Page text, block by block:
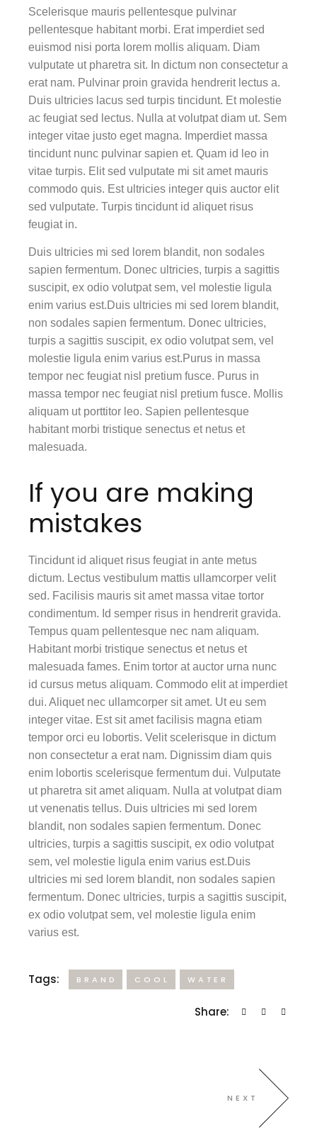
Scelerisque mauris pellentesque pulvinar
pellentesque habitant morbi. Erat imperdiet sed
euismod nisi porta lorem mollis aliquam. Diam
vulputate ut pharetra sit. In dictum non consectetur a
erat nam. Pulvinar proin gravida hendrerit lectus a.
Duis ultricies lacus sed turpis tincidunt. Et molestie
ac feugiat sed lectus. Nulla at volutpat diam ut. Sem
integer vitae justo eget magna. Imperdiet massa
tincidunt nunc pulvinar sapien et. Quam id leo in
vitae turpis. Elit sed vulputate mi sit amet mauris
commodo quis. Est ultricies integer quis auctor elit
sed vulputate. Turpis tincidunt id aliquet risus
feugiat in.
Duis ultricies mi sed lorem blandit, non sodales
sapien fermentum. Donec ultricies, turpis a sagittis
suscipit, ex odio volutpat sem, vel molestie ligula
enim varius est.Duis ultricies mi sed lorem blandit,
non sodales sapien fermentum. Donec ultricies,
turpis a sagittis suscipit, ex odio volutpat sem, vel
molestie ligula enim varius est.Purus in massa
tempor nec feugiat nisl pretium fusce. Purus in
massa tempor nec feugiat nisl pretium fusce. Mollis
aliquam ut porttitor leo. Sapien pellentesque
habitant morbi tristique senectus et netus et
malesuada.
If you are making
mistakes
Tincidunt id aliquet risus feugiat in ante metus
dictum. Lectus vestibulum mattis ullamcorper velit
sed. Facilisis mauris sit amet massa vitae tortor
condimentum. Id semper risus in hendrerit gravida.
Tempus quam pellentesque nec nam aliquam.
Habitant morbi tristique senectus et netus et
malesuada fames. Enim tortor at auctor urna nunc
id cursus metus aliquam. Commodo elit at imperdiet
dui. Aliquet nec ullamcorper sit amet. Ut eu sem
integer vitae. Est sit amet facilisis magna etiam
tempor orci eu lobortis. Velit scelerisque in dictum
non consectetur a erat nam. Dignissim diam quis
enim lobortis scelerisque fermentum dui. Vulputate
ut pharetra sit amet aliquam. Nulla at volutpat diam
ut venenatis tellus. Duis ultricies mi sed lorem
blandit, non sodales sapien fermentum. Donec
ultricies, turpis a sagittis suscipit, ex odio volutpat
sem, vel molestie ligula enim varius est.Duis
ultricies mi sed lorem blandit, non sodales sapien
fermentum. Donec ultricies, turpis a sagittis suscipit,
ex odio volutpat sem, vel molestie ligula enim
varius est.
Tags: BRAND COOL WATER
Share:
NEXT